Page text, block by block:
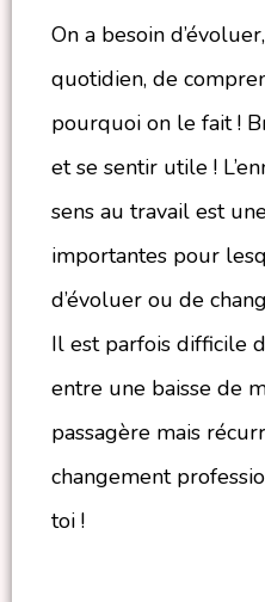
On a besoin
quotidien, de
pourquoi on le fait !
et se sentir utile !
sens au travail est
importantes pour
d’évoluer ou de
Il est parfois difficile
entre une baisse de
passagère mais
changement
toi !